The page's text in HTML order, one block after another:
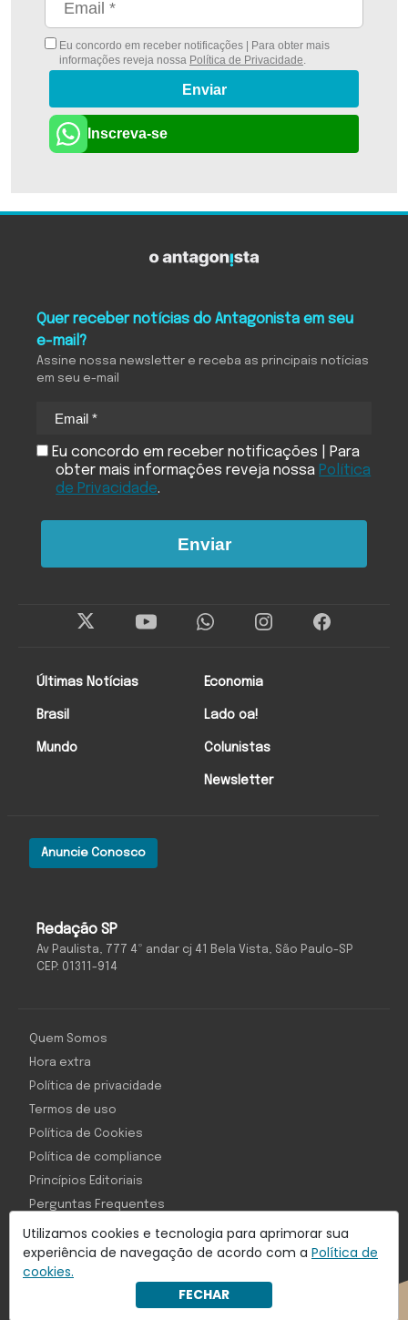
Utilizamos cookies e tecnologia para aprimorar sua
experiência de navegação de acordo com a Política de
cookies.
FECHAR
Eu concordo em receber notificações | Para obter mais
informações reveja nossa Política de Privacidade.
Enviar
Inscreva-se
Redação SP
Av Paulista, 777 4º andar cj 41 Bela Vista, São Paulo-SP
CEP: 01311-914
Anuncie Conosco
Últimas Notícias
Brasil
Mundo
Economia
Lado oa!
Colunistas
Newsletter
Quer receber notícias do Antagonista em seu
e-mail?
Assine nossa newsletter e receba as principais notícias
em seu e-mail
Eu concordo em receber notificações | Para
obter mais informações reveja nossa Política
de Privacidade.
Enviar
Com inteligência e tecnologia:
Object1ve - Marketing Solution
Quem Somos
Hora extra
Política de privacidade
Termos de uso
Política de Cookies
Política de compliance
Princípios Editoriais
Perguntas Frequentes